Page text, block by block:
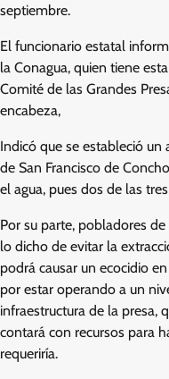
septiembre.
El funcionario estatal
la Conagua, quien tiene
Comité de las Grandes
encabeza,
Indicó que se estableció
de San Francisco de
el agua, pues dos de las
Por su parte, pobladores
lo dicho de evitar la
podrá causar un ecocidio
por estar operando a un
infraestructura de la presa,
contará con recursos para
requeriría.